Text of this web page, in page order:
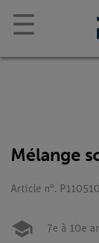
☰
Mélange
Article n°.
7e à 10e